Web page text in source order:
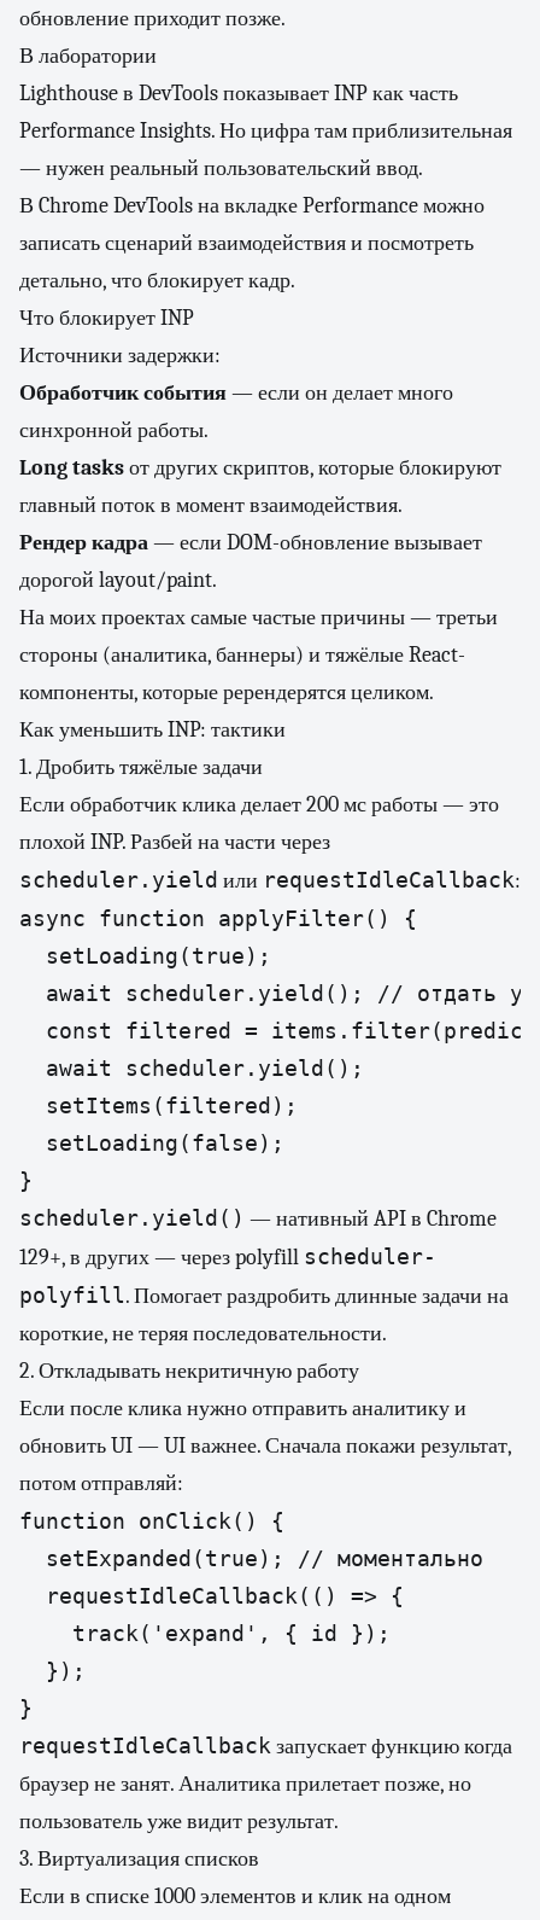
обновление приходит позже.
В лаборатории
Lighthouse в DevTools показывает INP как часть
Performance Insights. Но цифра там приблизительная
— нужен реальный пользовательский ввод.
В Chrome DevTools на вкладке Performance можно
записать сценарий взаимодействия и посмотреть
детально, что блокирует кадр.
Что блокирует INP
Источники задержки:
Обработчик события— если он делает много
синхронной работы.
Long tasksот других скриптов, которые блокируют
главный поток в момент взаимодействия.
Рендер кадра— если DOM-обновление вызывает
дорогой layout/paint.
На моих проектах самые частые причины — третьи
стороны (аналитика, баннеры) и тяжёлые React-
компоненты, которые ререндерятся целиком.
Как уменьшить INP: тактики
1. Дробить тяжёлые задачи
Если обработчик клика делает 200 мс работы — это
плохой INP. Разбей на части через
scheduler.yield или requestIdleCallback:
async function applyFilter() {
  setLoading(true);
await scheduler.yield(); // отдать
const filtered =
  await scheduler.yield();
  setItems(filtered);
  setLoading(false);
}
scheduler.yield() — нативный API в Chrome
129+, в других — через polyfill scheduler-
polyfill. Помогает раздробить длинные задачи на
короткие, не теряя последовательности.
2. Откладывать некритичную работу
Если после клика нужно отправить аналитику и
обновить UI — UI важнее. Сначала покажи результат,
потом отправляй:
function onClick() {
  setExpanded(true); // моментально
  requestIdleCallback(() => {
    track('expand', { id });
  });
}
requestIdleCallback запускает функцию когда
браузер не занят. Аналитика прилетает позже, но
пользователь уже видит результат.
3. Виртуализация списков
Если в списке 1000 элементов и клик на одном